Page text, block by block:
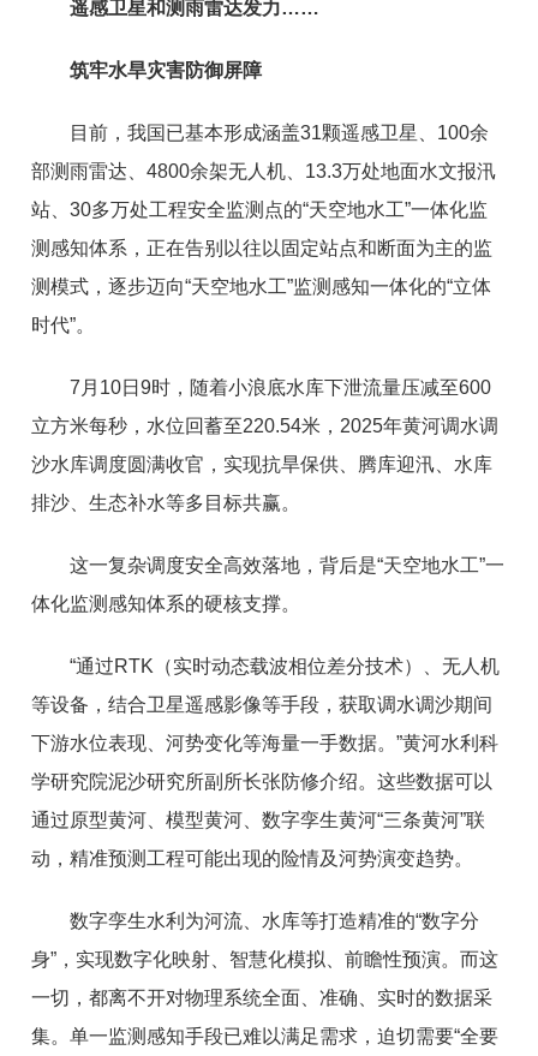
遥感卫星和测雨雷达发力……
筑牢水旱灾害防御屏障
目前，我国已基本形成涵盖31颗遥感卫星、100余
部测雨雷达、4800余架无人机、13.3万处地面水文报汛
站、30多万处工程安全监测点的“天空地水工”一体化监
测感知体系，正在告别以往以固定站点和断面为主的监
测模式，逐步迈向“天空地水工”监测感知一体化的“立体
时代”。
7月10日9时，随着小浪底水库下泄流量压减至600
立方米每秒，水位回蓄至220.54米，2025年黄河调水调
沙水库调度圆满收官，实现抗旱保供、腾库迎汛、水库
排沙、生态补水等多目标共赢。
这一复杂调度安全高效落地，背后是“天空地水工”一
体化监测感知体系的硬核支撑。
“通过RTK（实时动态载波相位差分技术）、无人机
等设备，结合卫星遥感影像等手段，获取调水调沙期间
下游水位表现、河势变化等海量一手数据。”黄河水利科
学研究院泥沙研究所副所长张防修介绍。这些数据可以
通过原型黄河、模型黄河、数字孪生黄河“三条黄河”联
动，精准预测工程可能出现的险情及河势演变趋势。
数字孪生水利为河流、水库等打造精准的“数字分
身”，实现数字化映射、智慧化模拟、前瞻性预演。而这
一切，都离不开对物理系统全面、准确、实时的数据采
集。单一监测感知手段已难以满足需求，迫切需要“全要